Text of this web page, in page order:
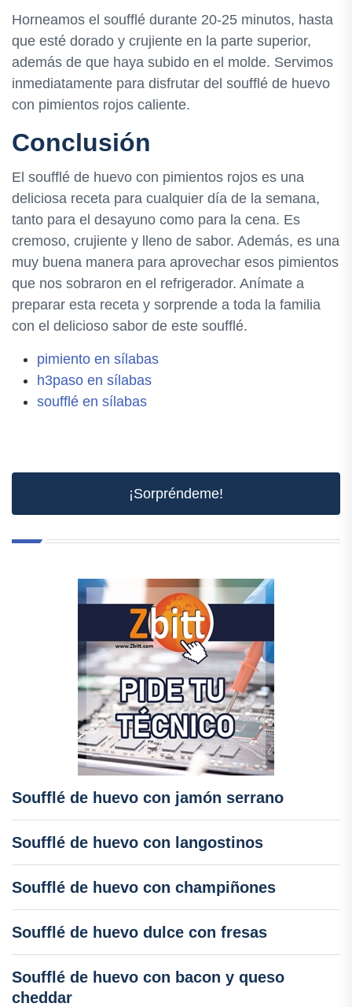
Horneamos el soufflé durante 20-25 minutos, hasta
que esté dorado y crujiente en la parte superior,
además de que haya subido en el molde. Servimos
inmediatamente para disfrutar del soufflé de huevo
con pimientos rojos caliente.
Conclusión
El soufflé de huevo con pimientos rojos es una
deliciosa receta para cualquier día de la semana,
tanto para el desayuno como para la cena. Es
cremoso, crujiente y lleno de sabor. Además, es una
muy buena manera para aprovechar esos pimientos
que nos sobraron en el refrigerador. Anímate a
preparar esta receta y sorprende a toda la familia
con el delicioso sabor de este soufflé.
pimiento en sílabas
h3paso en sílabas
soufflé en sílabas
¡Sorpréndeme!
Soufflé de huevo con jamón serrano
Soufflé de huevo con langostinos
Soufflé de huevo con champiñones
Soufflé de huevo dulce con fresas
Soufflé de huevo con bacon y queso
cheddar